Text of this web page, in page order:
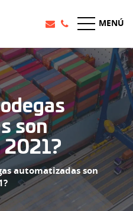
MENÚ
son
2021?
automatizadas son